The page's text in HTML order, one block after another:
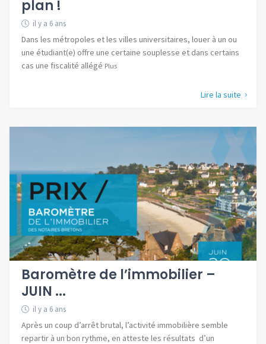
plan !
il y a 6 ans
Dans les métropoles et les villes universitaires, louer à un ou
une étudiant(e) offre une certaine souplesse et dans certains
cas une fiscalité allégé Plus
Lire la suite
Baromètre de l’immobilier –
JUIN ...
il y a 6 ans
Après un coup d’arrêt brutal, l’activité immobilière semble
repartir à un bon rythme, en atteste les résultats d’un